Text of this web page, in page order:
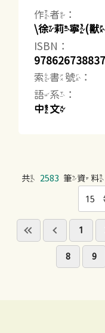
作者：
\徐莉寧(
ISBN：
索書號：
語系：
中文
共 2583 筆資
1
8 9